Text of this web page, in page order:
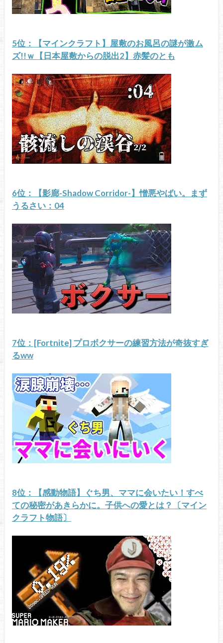
5位：【マインクラフト】屋敷のお風呂の謎が激ム
ズ!!ｗ【日本屋敷からの脱出2】赤髪のとも
6位：【影廊-Shadow Corridor-】憎悪やばい。まず
うるさい：04
7位：[Fortnite] プロボクサーの練習方法が奇抜すぎ
るww
8位：【感動物語】ぐち男、ママに会いたい！すべ
ての秘密があきらかに。子供への愛とは？〔マイン
クラフト物語〕